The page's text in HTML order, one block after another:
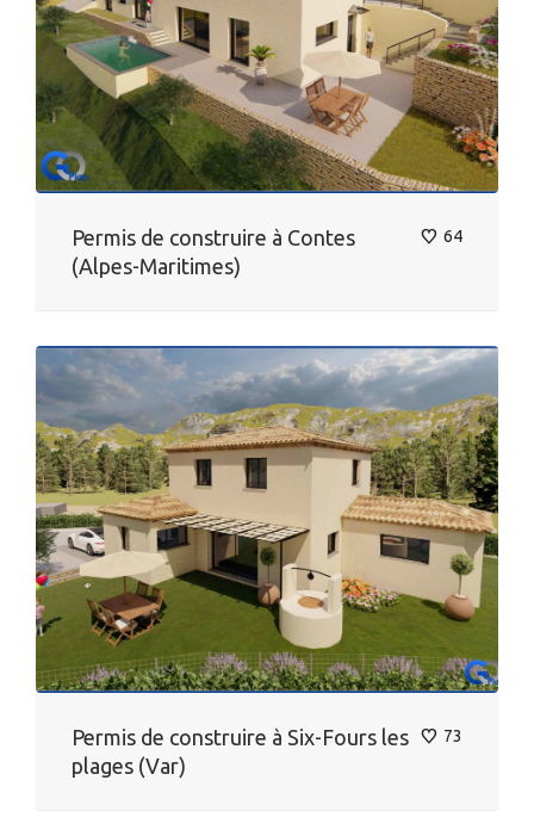
64
Permis de construire à Contes
(Alpes-Maritimes)
73
Permis de construire à Six-Fours les
plages (Var)